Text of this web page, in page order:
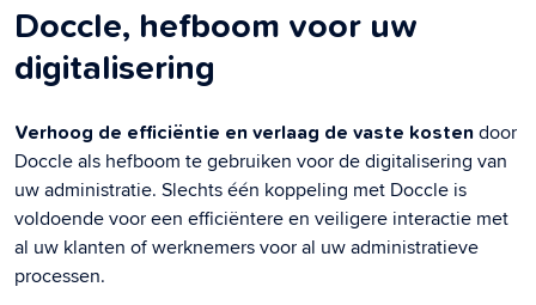
Doccle, hefboom voor uw
digitalisering
Verhoog de efficiëntie en verlaag de vaste kosten door
Doccle als hefboom te gebruiken voor de digitalisering van
uw administratie. Slechts één koppeling met Doccle is
voldoende voor een efficiëntere en veiligere interactie met
al uw klanten of werknemers voor al uw administratieve
processen.